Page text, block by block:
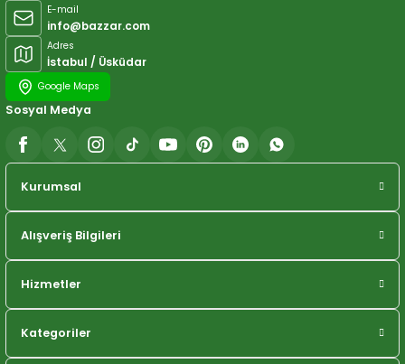
E-mail
info@bazzar.com
Adres
İstabul / Üsküdar
Google Maps
Kurumsal
Alışveriş Bilgileri
Hizmetler
Kategoriler
Sosyal Medya